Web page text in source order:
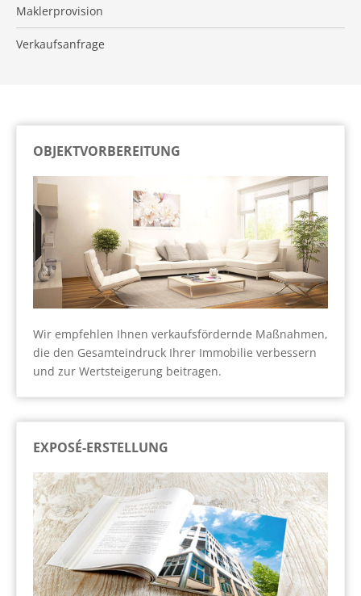
Maklerprovision
Verkaufsanfrage
OBJEKTVORBEREITUNG
Wir empfehlen Ihnen verkaufsfördernde Maßnahmen,
die den Gesamteindruck Ihrer Immobilie verbessern
und zur Wertsteigerung beitragen.
EXPOSÉ-ERSTELLUNG